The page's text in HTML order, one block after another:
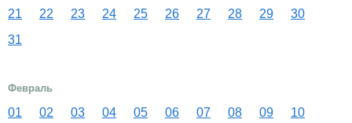
21
22 23 24 25 26 27 28 29
30
31
Февраль
01 02 03 04 05 06 07 08 09
10